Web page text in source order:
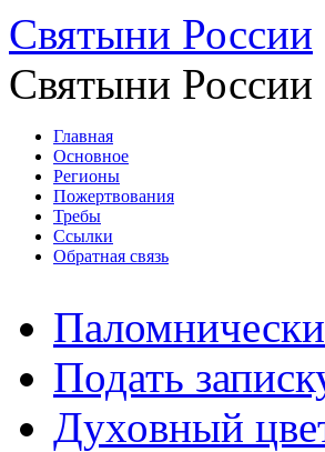
Святыни России
Святыни России
Главная
Основное
Регионы
Пожертвования
Требы
Ссылки
Обратная связь
Подать
Духовный